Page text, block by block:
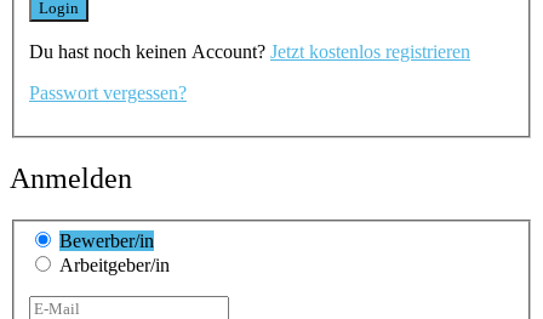
Du hast noch keinen Account? Jetzt kostenlos registrieren
Passwort vergessen?
Anmelden
Bewerber/in
Arbeitgeber/in